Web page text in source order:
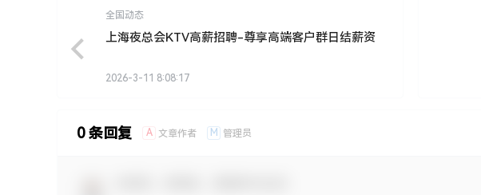
全国动态
上海夜总会KTV高薪招聘-尊享高端客户群日结薪资
2026-3-11 8:08:17
0 条回复 A 文章作者 M 管理员